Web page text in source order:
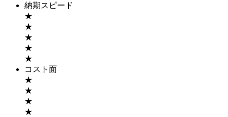
納期スピード
★
★
★
★
★
コスト面
★
★
★
★